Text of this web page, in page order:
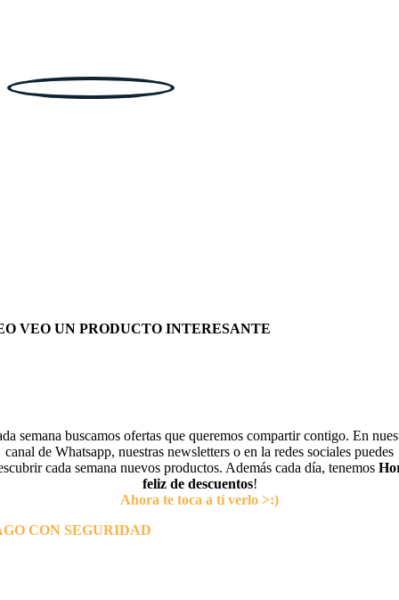
VEO UN PRODUCTO INTERESANTE
semana buscamos ofertas que queremos compartir contigo. En
canal de Whatsapp, nuestras newsletters o en la redes sociales puedes
cada semana nuevos productos. Además cada día, tenemos
feliz de descuentos!
Ahora te toca a tí verlo >:)
CON SEGURIDAD